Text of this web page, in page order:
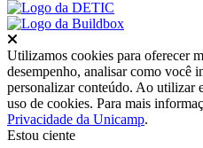
Utilizamos cookies para oferecer
desempenho, analisar como você
personalizar conteúdo. Ao utilizar
uso de cookies. Para mais
Privacidade da Unicamp.
Estou ciente